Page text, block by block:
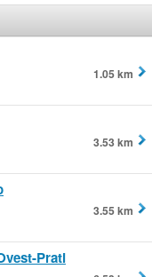
1.05 km
3.53 km
3.55 km
Prati